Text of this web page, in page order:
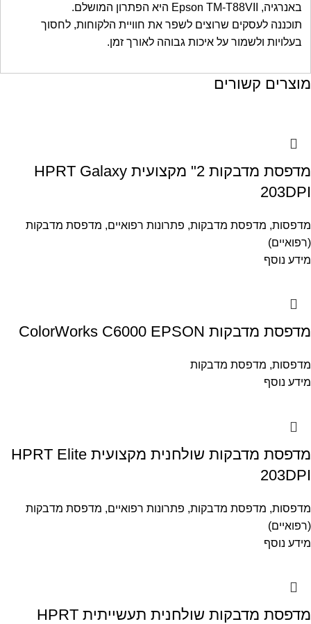
באנרגיה, Epson TM-T88VII היא הפתרון המושלם.
תוכננה לעסקים שרוצים לשפר את חוויית הלקוחות, לחסוך
בעלויות ולשמור על איכות גבוהה לאורך זמן.
מוצרים קשורים
מדפסת מדבקות 2" מקצועית HPRT Galaxy
203DPI
מדפסות, מדפסת מדבקות, פתרונות רפואיים, מדפסת מדבקות
(רפואיים)
מידע נוסף
מדפסת מדבקות ColorWorks C6000 EPSON
מדפסות, מדפסת מדבקות
מידע נוסף
מדפסת מדבקות שולחנית מקצועית HPRT Elite
203DPI
מדפסות, מדפסת מדבקות, פתרונות רפואיים, מדפסת מדבקות
(רפואיים)
מידע נוסף
מדפסת מדבקות שולחנית תעשייתית HPRT